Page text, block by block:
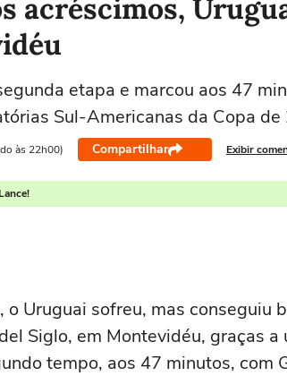
acréscimos,
etapa e marcou aos 47
Sul-Americanas da Copa
às 22h00) Compartilhar Exibir
Uruguai sofreu, mas conseguiu
Siglo, em Montevidéu, graças a
tempo, aos 47 minutos, com